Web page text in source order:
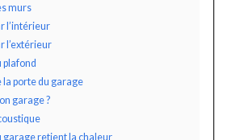
murs
l’intérieur
l’extérieur
plafond
la porte du garage
garage ?
garage retient la chaleur